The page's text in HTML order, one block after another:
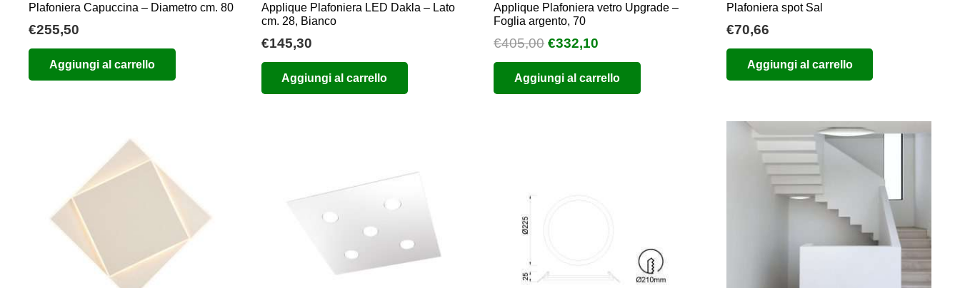
Plafoniera Capuccina – Diametro cm. 80
€255,50
Aggiungi al carrello
Applique Plafoniera LED Dakla – Lato
cm. 28, Bianco
€145,30
Aggiungi al carrello
Applique Plafoniera vetro Upgrade –
Foglia argento, 70
€405,00 Il
prezzo
originale
era:
€332,10
prezzo
attuale
è:
Aggiungi al carrello
Plafoniera spot Sal
€70,66
Aggiungi al carrello